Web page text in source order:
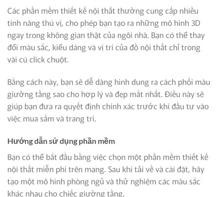
Các phần mềm thiết kế nội thất thường cung cấp nhiều
tính năng thú vị, cho phép bạn tạo ra những mô hình 3D
ngay trong không gian thật của ngôi nhà. Bạn có thể thay
đổi màu sắc, kiểu dáng và vị trí của đồ nội thất chỉ trong
vài cú click chuột.
Bằng cách này, bạn sẽ dễ dàng hình dung ra cách phối màu
giường tầng sao cho hợp lý và đẹp mắt nhất. Điều này sẽ
giúp bạn đưa ra quyết định chính xác trước khi đầu tư vào
việc mua sắm và trang trí.
Hướng dẫn sử dụng phần mềm
Bạn có thể bắt đầu bằng việc chọn một phần mềm thiết kế
nội thất miễn phí trên mạng. Sau khi tải về và cài đặt, hãy
tạo một mô hình phòng ngủ và thử nghiệm các màu sắc
khác nhau cho chiếc giường tầng.